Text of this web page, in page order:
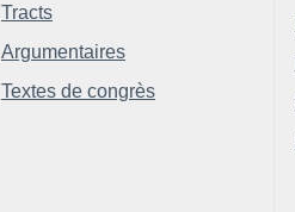
Tracts
Argumentaires
Textes de congrès